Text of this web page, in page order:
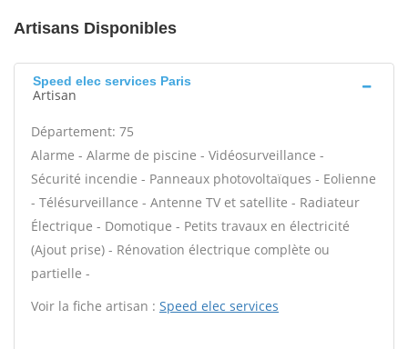
Artisans Disponibles
Speed elec services Paris
Artisan
Département: 75
Alarme - Alarme de piscine - Vidéosurveillance -
Sécurité incendie - Panneaux photovoltaïques - Eolienne
- Télésurveillance - Antenne TV et satellite - Radiateur
Électrique - Domotique - Petits travaux en électricité
(Ajout prise) - Rénovation électrique complète ou
partielle -
Voir la fiche artisan : Speed elec services